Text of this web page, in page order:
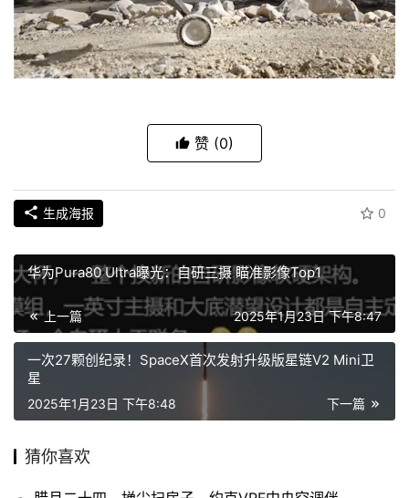
赞 (0)
生成海报 0
华为Pura80 Ultra曝光：自研三摄 瞄准影像Top1
上一篇 2025年1月23日 下午8:47
一次27颗创纪录！SpaceX首次发射升级版星链V2 Mini卫
星
下一篇
2025年1月23日 下午8:48
猜你喜欢